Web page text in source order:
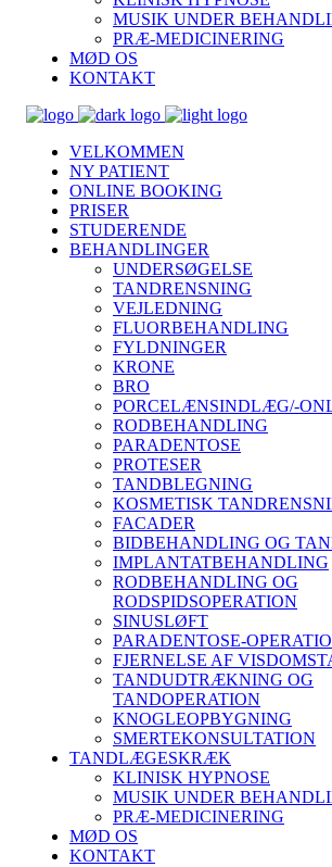
MUSIK UNDER
PRÆ-MEDICINERING
MØD OS
KONTAKT
VELKOMMEN
NY PATIENT
ONLINE BOOKING
PRISER
STUDERENDE
BEHANDLINGER
UNDERSØGELSE
TANDRENSNING
VEJLEDNING
FLUORBEHANDLING
FYLDNINGER
KRONE
BRO
PORCELÆNSINDLÆG/-
RODBEHANDLING
PARADENTOSE
PROTESER
TANDBLEGNING
KOSMETISK
FACADER
BIDBEHANDLING OG
IMPLANTATBEHANDLING
RODBEHANDLING OG
RODSPIDSOPERATION
SINUSLØFT
PARADENTOSE-
FJERNELSE AF
TANDUDTRÆKNING OG
TANDOPERATION
KNOGLEOPBYGNING
SMERTEKONSULTATION
TANDLÆGESKRÆK
KLINISK HYPNOSE
MUSIK UNDER
PRÆ-MEDICINERING
MØD OS
KONTAKT